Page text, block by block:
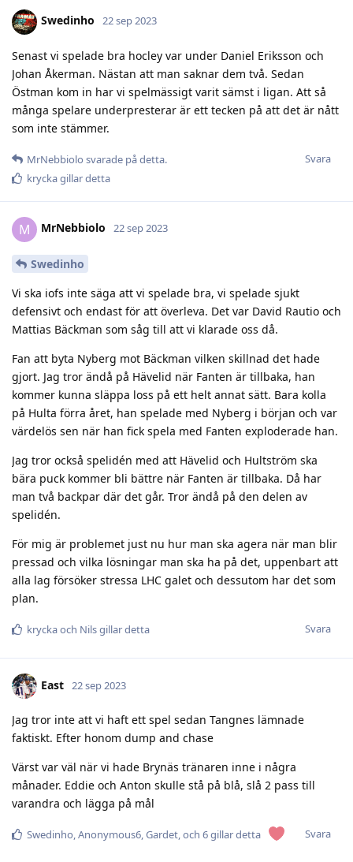
Swedinho 22 sep 2023
Senast vi spelade bra hocley var under Daniel Eriksson och
Johan Åkerman. Nästan att man saknar dem två. Sedan
Östman kom in har vi spelmässigt varit sämst i ligan. Att så
många spelare underpresterar är ett tecken på att det är nått
som inte stämmer.
Svara
MrNebbiolo svarade på detta.
kryckagillar detta
M MrNebbiolo 22 sep 2023
Swedinho
Vi ska iofs inte säga att vi spelade bra, vi spelade sjukt
defensivt och endast för att överleva. Det var David Rautio och
Mattias Bäckman som såg till att vi klarade oss då.
Fan att byta Nyberg mot Bäckman vilken skillnad det hade
gjort. Jag tror ändå på Hävelid när Fanten är tillbaka, han
kommer kunna släppa loss på ett helt annat sätt. Bara kolla
på Hulta förra året, han spelade med Nyberg i början och var
värdelös sen när han fick spela med Fanten exploderade han.
Jag tror också spelidén med att Hävelid och Hultström ska
bära puck kommer bli bättre när Fanten är tillbaka. Då har
man två backpar där det går. Tror ändå på den delen av
spelidén.
För mig är problemet just nu hur man ska agera när man blir
pressad och vilka lösningar man ska ha på det, uppenbart att
alla lag försöker stressa LHC galet och dessutom har det som
plan.
Svara
kryckaoch Nilsgillar detta
East 22 sep 2023
Jag tror inte att vi haft ett spel sedan Tangnes lämnade
faktiskt. Efter honom dump and chase
Värst var väl när vi hade Brynäs tränaren inne i några
månader. Eddie och Anton skulle stå på blå, slå 2 pass till
varandra och lägga på mål
Svara
Swedinho,Anonymous6,Gardet, och 6gillar detta